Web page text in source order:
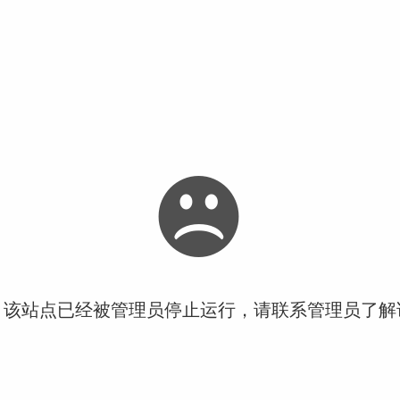
站点已经被管理员停止运行，请联系管理员了